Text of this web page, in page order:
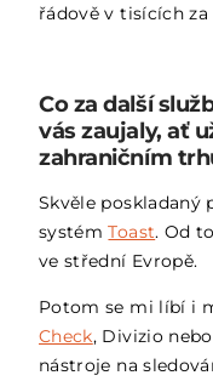
řádově v tisících za
Co za další
vás zaujaly, ať
zahraničním
Skvěle
systémToast. Od
ve střední Evropě.
Potom se mi líbí i
Check, Divizio nebo
nástroje na